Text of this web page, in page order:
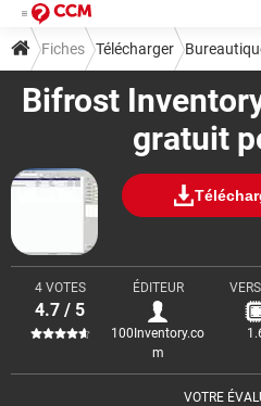
Bifrost
gratuit
VOTRE
4 VOTES
4.7 / 5
ÉDITEUR
100Inventory.co
m
Fiches Télécharger